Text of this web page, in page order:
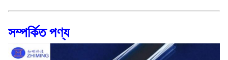
সম্পর্কিত পণ্য